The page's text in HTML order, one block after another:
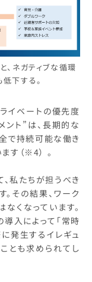
ネガティブな循環
下する。
イベートの優先度
ト”は、長期的な
で持続可能な働き
す（※4） 。
私たちが担うべき
その結果、ワーク
くなっています。
入によって「常時
発生するイレギュ
とも求められてし